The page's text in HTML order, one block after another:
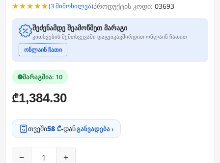
★★★★★(3 მიმოხილვა)პროდუქტის კოდი: 03693
შეძენამდე შეამოწმეთ მარაგი
კითხვების შემთხვევაში დაგვიკავშირდით ონლაინ ჩათით
ონლაინ ჩათი
მარაგშია: 10
₾1,384.30
თვეში58 ₾-დანგანვადება ›
− +